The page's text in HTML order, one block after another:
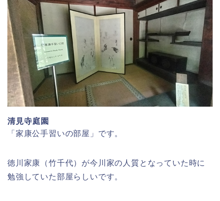
清見寺庭園
「家康公手習いの部屋」です。
徳川家康（竹千代）が今川家の人質となっていた時に
勉強していた部屋らしいです。